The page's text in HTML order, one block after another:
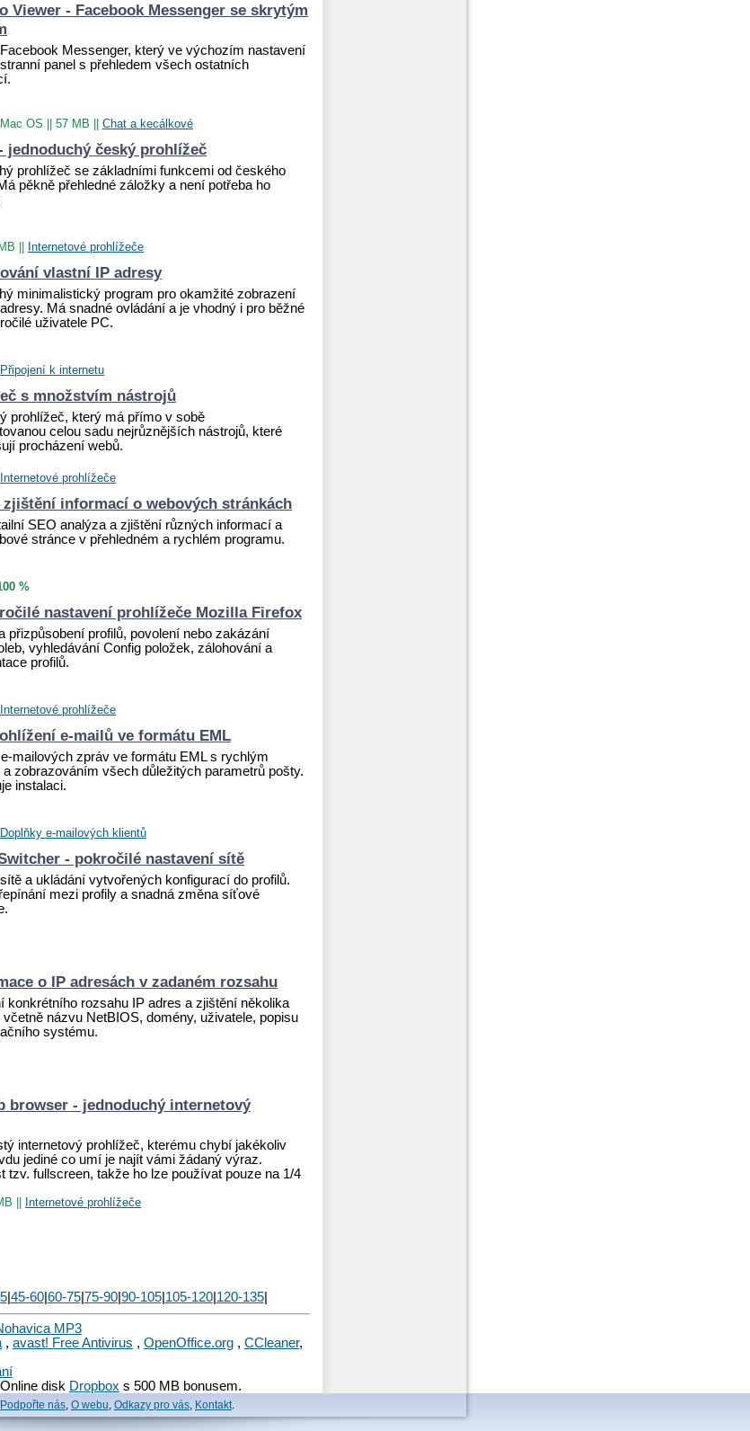
Viewer - Facebook Messenger se skrytým
Messenger, který ve výchozím nastavení
panel s přehledem všech ostatních
OS 57 MB Chat a kecálkové
jednoduchý český prohlížeč
prohlížeč se základními funkcemi od českého
pěkně přehledné záložky a není potřeba ho
Internetové prohlížeče
vlastní IP adresy
minimalistický program pro okamžité zobrazení
Má snadné ovládání a je vhodný i pro běžné
uživatele PC.
Připojení k internetu
s množstvím nástrojů
prohlížeč, který má přímo v sobě
celou sadu nejrůznějších nástrojů, které
procházení webů.
Internetové prohlížeče
informací o webových stránkách
SEO analýza a zjištění různých informací a
stránce v přehledném a rychlém programu.
%
nastavení prohlížeče Mozilla Firefox
přizpůsobení profilů, povolení nebo zakázání
vyhledávání Config položek, zálohování a
profilů.
Internetové prohlížeče
e-mailů ve formátu EML
mailových zpráv ve formátu EML s rychlým
zobrazováním všech důležitých parametrů pošty.
instalaci.
Doplňky e-mailových klientů
- pokročilé nastavení sítě
a ukládání vytvořených konfigurací do profilů.
mezi profily a snadná změna síťové
o IP adresách v zadaném rozsahu
konkrétního rozsahu IP adres a zjištění několika
včetně názvu NetBIOS, domény, uživatele, popisu
systému.
browser - jednoduchý internetový
internetový prohlížeč, kterému chybí jakékoliv
jediné co umí je najít vámi žádaný výraz.
tzv. fullscreen, takže ho lze používat pouze na 1/4
Internetové prohlížeče
| 45-60| 60-75| 75-90| 90-105| 105-120| 120-135|
MP3
, avast! Free Antivirus , OpenOffice.org , CCleaner,
disk Dropbox s 500 MB bonusem.
Podpořte nás, O webu, Odkazy pro vás, Kontakt.